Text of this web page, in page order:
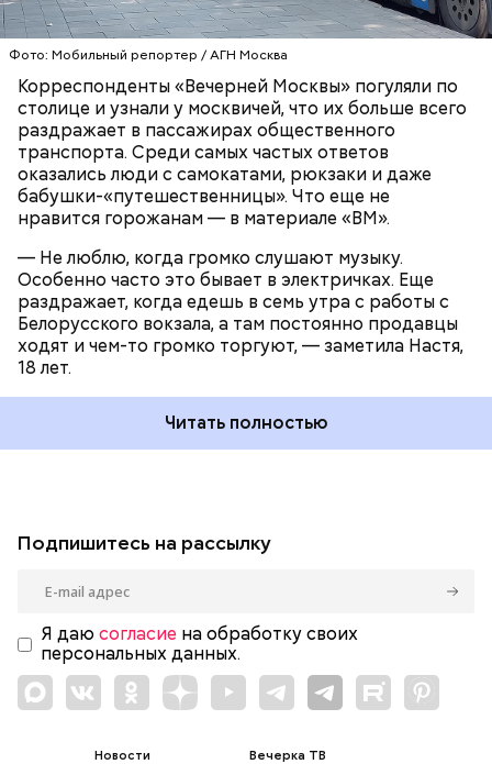
Фото: Мобильный репортер / АГН Москва
Корреспонденты «Вечерней Москвы» погуляли по
столице и узнали у москвичей, что их больше всего
раздражает в пассажирах общественного
транспорта. Среди самых частых ответов
оказались люди с самокатами, рюкзаки и даже
бабушки-«путешественницы». Что еще не
нравится горожанам — в материале «ВМ».
— Не люблю, когда громко слушают музыку.
Особенно часто это бывает в электричках. Еще
раздражает, когда едешь в семь утра с работы с
Белорусского вокзала, а там постоянно продавцы
ходят и чем-то громко торгуют, — заметила Настя,
18 лет.
Читать полностью
ТРАНСПОРТ ПАССАЖИРЫ МОСКВА
Подпишитесь на рассылку
Я даю согласие на обработку своих
персональных данных.
Новости
Вечерка ТВ